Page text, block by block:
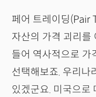
페어 트레이딩(Pair
자산의 가격 괴리를
들어 역사적으로 가
선택해보죠. 우리나
있겠군요. 미국으로